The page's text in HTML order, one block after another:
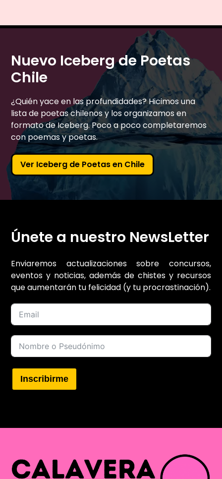
Nuevo Iceberg de Poetas
Chile
¿Quién yace en las profundidades? Hicimos una
lista de poetas chilenos y los organizamos en
formato de Iceberg. Poco a poco completaremos
con poemas y poetas.
Ver Iceberg de Poetas en Chile
Únete a nuestro NewsLetter
Enviaremos actualizaciones sobre concursos,
eventos y noticias, además de chistes y recursos
que aumentarán tu felicidad (y tu procrastinación).
Inscribirme